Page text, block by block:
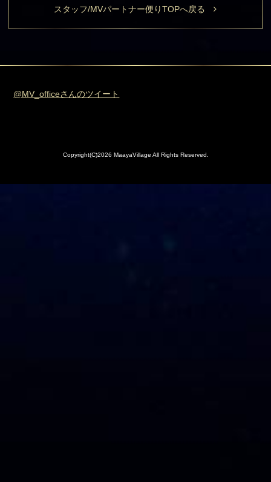
スタッフ/MVパートナー便りTOPへ戻る
@MV_officeさんのツイート
Copyright(C)2026 MaayaVillage All Rights Reserved.